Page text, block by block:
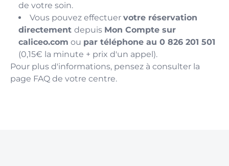
de votre soin.
Vous pouvez effectuer votre réservation
directement depuis Mon Compte sur
caliceo.com ou par téléphone au 0 826 201 501
(0,15€ la minute + prix d'un appel).
Pour plus d'informations, pensez à consulter la
page FAQ de votre centre.